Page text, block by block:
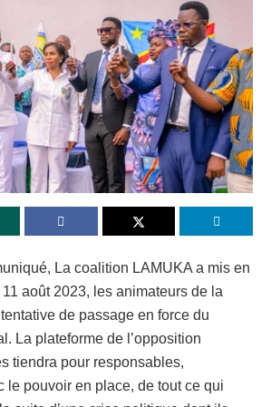
La coalition LAMUKA a mis en
août 2023, les animateurs de la
de passage en force du
La plateforme de l’opposition
tiendra pour responsables,
le pouvoir en place, de tout ce qui